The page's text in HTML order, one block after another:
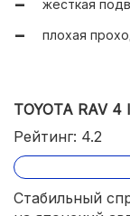
жесткая
плохая
TOYOTA RAV 4
Рейтинг: 4.2
Стабильный